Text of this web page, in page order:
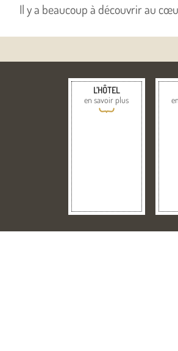
Il y a beaucoup à découvrir au
L’HÔTEL
en savoir plus
{